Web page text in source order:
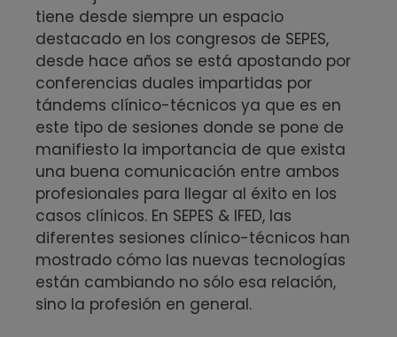
tiene desde siempre un espacio
destacado en los congresos de SEPES,
desde hace años se está apostando por
conferencias duales impartidas por
tándems clínico-técnicos ya que es en
este tipo de sesiones donde se pone de
manifiesto la importancia de que exista
una buena comunicación entre ambos
profesionales para llegar al éxito en los
casos clínicos. En SEPES & IFED, las
diferentes sesiones clínico-técnicos han
mostrado cómo las nuevas tecnologías
están cambiando no sólo esa relación,
sino la profesión en general.